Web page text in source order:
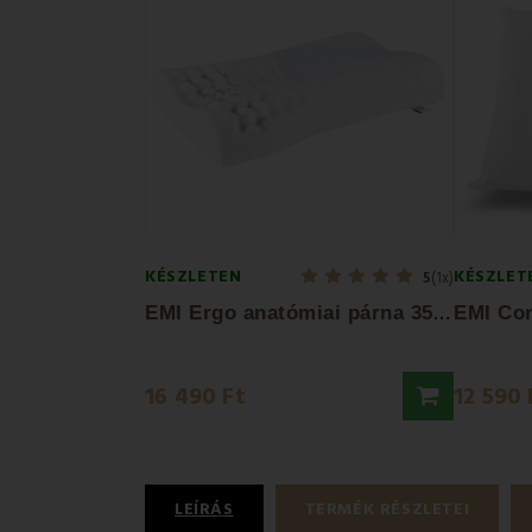
KÉSZLETEN 5(1x)
E
MI Ergo anatómiai párna 35x52x10 cm
16 490 Ft 12 590
LEÍRÁS TERMÉK RÉSZLETEI